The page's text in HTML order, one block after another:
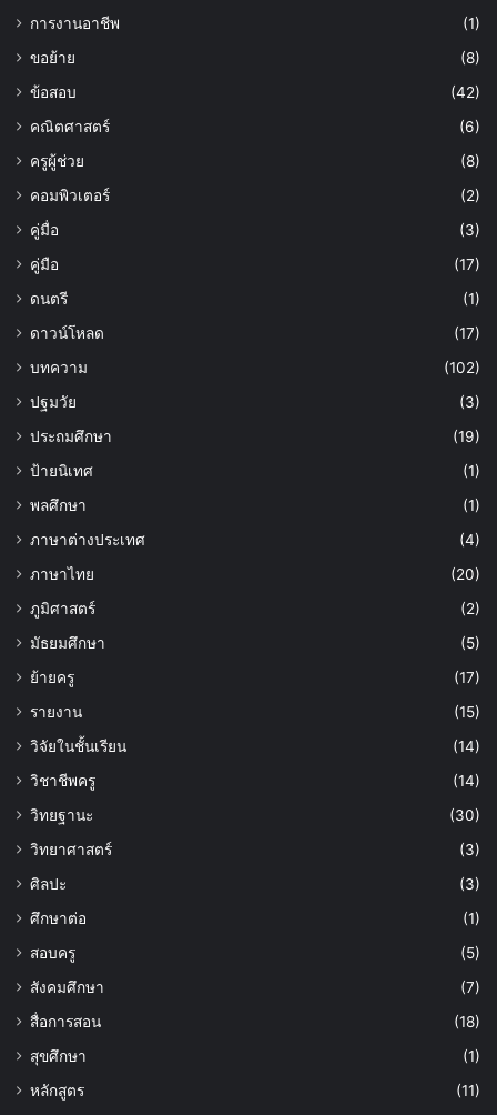
การงานอาชีพ
(1)
ขอย้าย
(8)
ข้อสอบ
(42)
คณิตศาสตร์
(6)
ครูผู้ช่วย
(8)
คอมพิวเตอร์
(2)
คู่มื่อ
(3)
คู่มือ
(17)
ดนตรี
(1)
ดาวน์โหลด
(17)
บทความ
(102)
ปฐมวัย
(3)
ประถมศึกษา
(19)
ป้ายนิเทศ
(1)
พลศึกษา
(1)
ภาษาต่างประเทศ
(4)
ภาษาไทย
(20)
ภูมิศาสตร์
(2)
มัธยมศึกษา
(5)
ย้ายครู
(17)
รายงาน
(15)
วิจัยในชั้นเรียน
(14)
วิชาชีพครู
(14)
วิทยฐานะ
(30)
วิทยาศาสตร์
(3)
ศิลปะ
(3)
ศึกษาต่อ
(1)
สอบครู
(5)
สังคมศึกษา
(7)
สื่อการสอน
(18)
สุขศึกษา
(1)
หลักสูตร
(11)